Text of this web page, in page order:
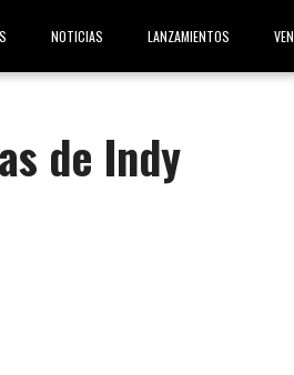
NOTICIAS LANZAMIENTOS
de Indy